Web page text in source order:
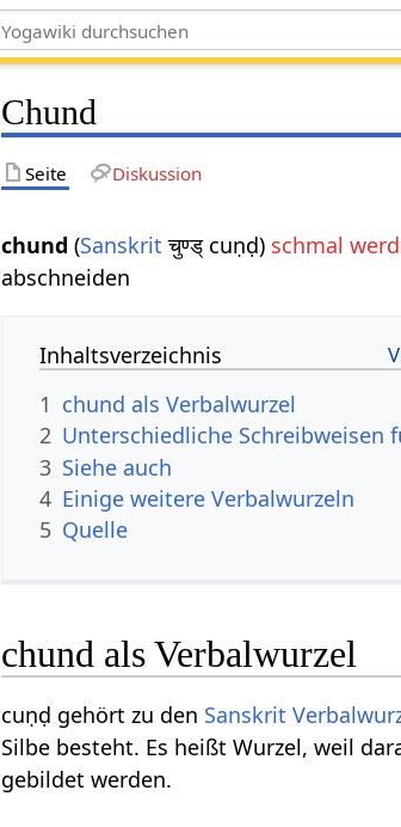
Chund
Seite Diskussion
chund (Sanskrit चुण्ड् cuṇḍ) schmal
abschneiden
Inhaltsverzeichnis
1 chund als Verbalwurzel
2 Unterschiedliche Schreibweisen
3 Siehe auch
4 Einige weitere Verbalwurzeln
5 Quelle
chund als Verbalwurzel
cuṇḍ gehört zu den Sanskrit
Silbe besteht. Es heißt Wurzel, weil
gebildet werden.